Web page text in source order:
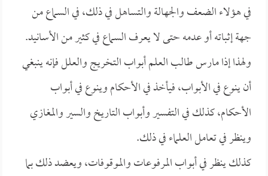
في هؤلاء الضعف والجهالة والتساهل في ذلك، في السماع من
جهة إثباته أو عدمه حتى لا يعرف السماع في كثير من الأسانيد.
ولهذا إذا مارس طالب العلم أبواب التخريج والعلل فإنه ينبغي
أن ينوع في الأبواب، فيأخذ في الأحكام وينوع في أبواب
الأحكام، كذلك في التفسير وأبواب التاريخ والسير والمغازي
وينظر في تعامل العلماء في ذلك.
كذلك ينظر في أبواب المرفوعات والموقوفات، ويعضد ذلك بما